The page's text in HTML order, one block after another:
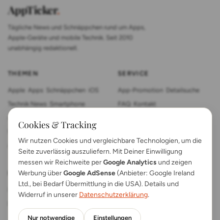
AppTicker.
Tägliche News und Schnäppchen rund um Apps,
Apple-Geräte und mobile Technik. Seit 2010
unabhängig redaktionell.
THEMEN
Apple Apps Schnäppchen
Technik News
Smartphone
Anleitungen Gadgets
SERVICE
App-Promotion
Detailsuche
FAQ
Kontakt
RECHTLICHES
Cookies & Tracking
Wir nutzen Cookies und vergleichbare Technologien, um die
Seite zuverlässig auszuliefern. Mit Deiner Einwilligung
messen wir Reichweite perGoogle Analyticsund zeigen
Werbung überGoogle AdSense(Anbieter: Google Ireland
Ltd., bei Bedarf Übermittlung in die USA). Details und
Widerruf in unserer Datenschutzerklärung.
Nur notwendige Einstellungen